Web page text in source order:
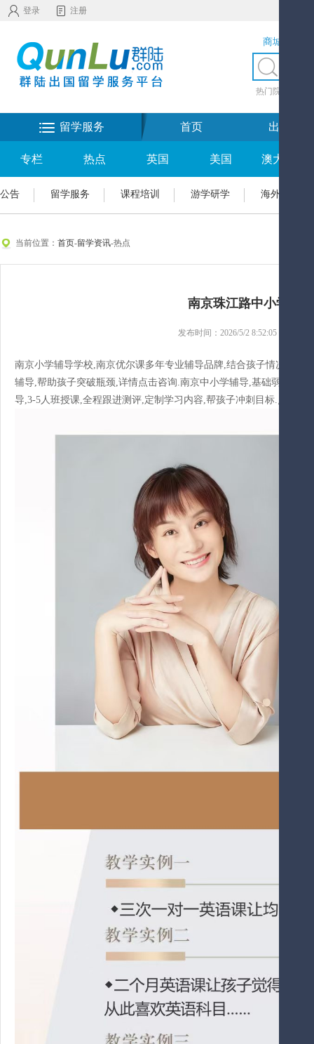
登录 注册
商城服务
热门院校
留学服务 首页 出国留学
专栏 热点 英国 美国 澳大利亚
公告 留学服务 课程培训 游学研学 海外置业
当前位置： 首页-留学资讯-热点
南京珠江路中小学文
发布时间：2026/5/2 8:52:05 来源
南京小学辅导学校,南京优尔课多年专业辅导品牌,结合孩子情况定制
辅导,帮助孩子突破瓶颈,详情点击咨询.南京中小学辅导,基础弱,跟不
导,3-5人班授课,全程跟进测评,定制学习内容,帮孩子冲刺目标.点击咨